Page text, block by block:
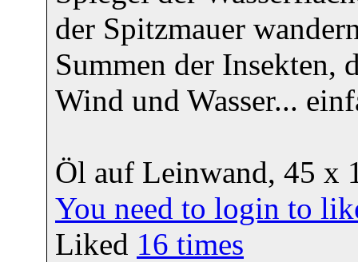
der Spitzmauer
Summen der Insekten,
Wind und Wasser...
Öl auf Leinwand, 45 x
You need to login to
Liked 16 times